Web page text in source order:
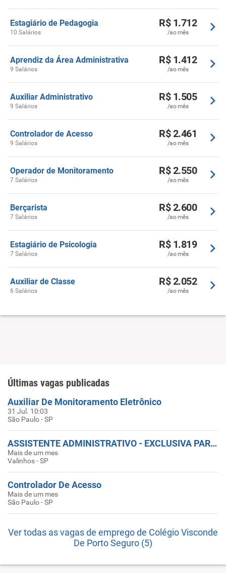
Estagiário de Pedagogia
10 Salários
R$ 1.712
/ao mês
Aprendiz da Área Administrativa
9 Salários
R$ 1.412
/ao mês
Auxiliar Administrativo
9 Salários
R$ 1.505
/ao mês
Controlador de Acesso
9 Salários
R$ 2.461
/ao mês
Operador de Monitoramento
7 Salários
R$ 2.550
/ao mês
Berçarista
7 Salários
R$ 2.600
/ao mês
Estagiário de Psicologia
7 Salários
R$ 1.819
/ao mês
Auxiliar de Classe
6 Salários
R$ 2.052
/ao mês
Últimas vagas publicadas
Auxiliar De Monitoramento Eletrônico
31 Jul. 10:03
São Paulo - SP
ASSISTENTE ADMINISTRATIVO - EXCLUSIVA PARA PESSOAS COM DEFICIÊNCIA
Mais de um mes
Valinhos - SP
Controlador De Acesso
Mais de um mes
São Paulo - SP
Ver todas as vagas de emprego de Colégio Visconde
De Porto Seguro (5)